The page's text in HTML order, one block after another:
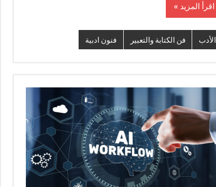
اقرأ المزيد
الأدب فن الكتابة والتعبير فنون ادبية